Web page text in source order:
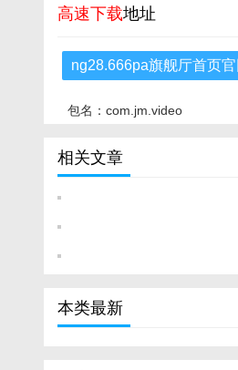
高速下载地址
ng28.666pa旗舰厅首页
包名：com.jm.video
相关文章
本类最新